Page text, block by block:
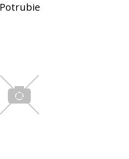
Potrubie